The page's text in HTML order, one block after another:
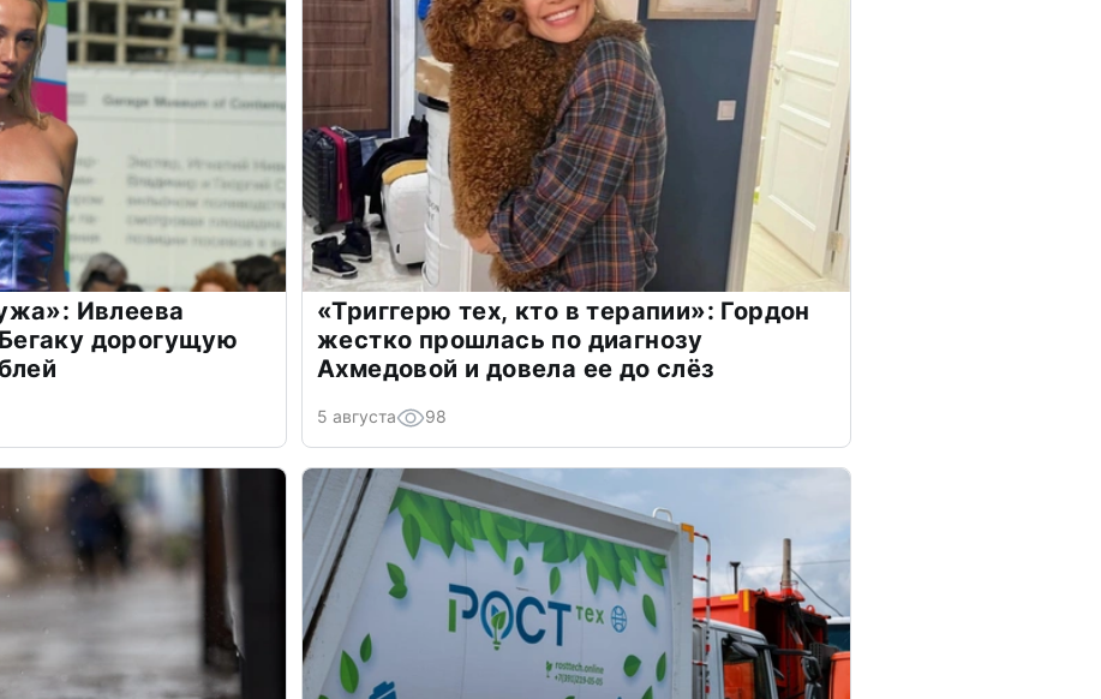
Ивлеева
дорогущую
«Триггерю тех, кто в терапии»: Гордон
жестко прошлась по диагнозу
Ахмедовой и довела ее до слёз
5 августа 98